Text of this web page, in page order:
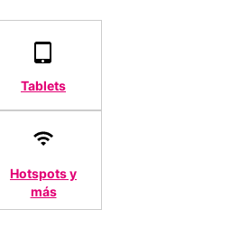
Tablets
Hotspots y
más